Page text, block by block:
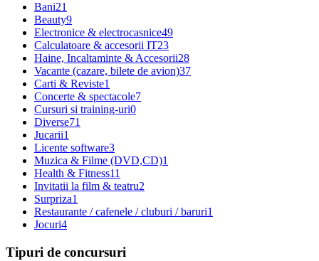
Bani21
Beauty9
Electronice & electrocasnice49
Calculatoare & accesorii IT23
Haine, Incaltaminte & Accesorii28
Vacante (cazare, bilete de avion)37
Carti & Reviste1
Concerte & spectacole7
Cursuri si training-uri0
Diverse71
Jucarii1
Licente software3
Muzica & Filme (DVD,CD)1
Health & Fitness11
Invitatii la film & teatru2
Surpriza1
Restaurante / cafenele / cluburi / baruri1
Jocuri4
Tipuri de concursuri